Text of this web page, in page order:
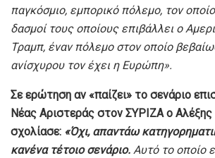
παγκόσμιο, εμπορικό πόλεμο, τον
δασμοί τους οποίους επιβάλλει ο
Τραμπ, έναν πόλεμο στον οποίο
ανίσχυρου τον έχει η Ευρώπη».
Σε ερώτηση αν «παίζει» το σενάριο
Νέας Αριστεράς στον ΣΥΡΙΖΑ ο Αλέξης
σχολίασε: «Όχι, απαντάω
κανένα τέτοιο σενάριο. Αυτό το οποίο